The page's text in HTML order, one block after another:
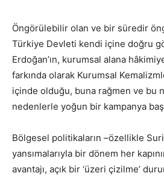
Öngörülebilir olan ve bir süredir
Türkiye Devleti kendi içine doğru
Erdoğan’ın, kurumsal alana
farkında olarak Kurumsal
içinde olduğu, buna rağmen ve bu
nedenlerle yoğun bir kampanya
Bölgesel politikaların –özellikle
yansımalarıyla bir dönem her
avantajı, açık bir ‘üzeri çizilme’